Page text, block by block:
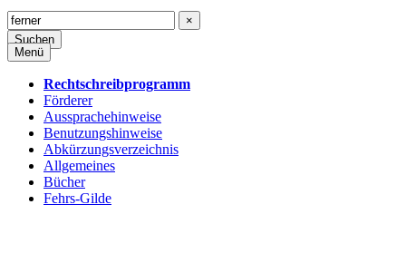
×
Suchen
Menü
Rechtschreibprogramm
Förderer
Aussprachehinweise
Benutzungshinweise
Abkürzungsverzeichnis
Allgemeines
Bücher
Fehrs-Gilde